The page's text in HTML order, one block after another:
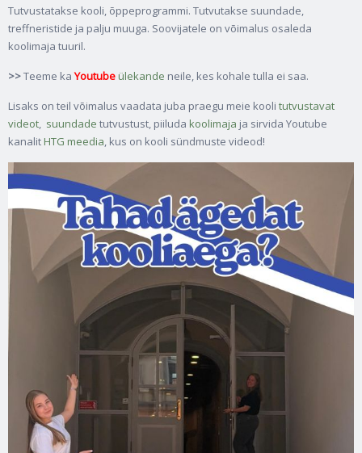
Tutvustatakse kooli, õppeprogrammi. Tutvutakse suundade,
treffneristide ja palju muuga. Soovijatele on võimalus osaleda
koolimaja tuuril.
>>Teeme kaYoutube ülekande neile, kes kohale tulla ei saa.
Lisaks on teil võimalus vaadata juba praegu meie kooli tutvustavat
videot, suundade tutvustust, piiluda koolimaja ja sirvida Youtube
kanalit HTG meedia, kus on kooli sündmuste videod!